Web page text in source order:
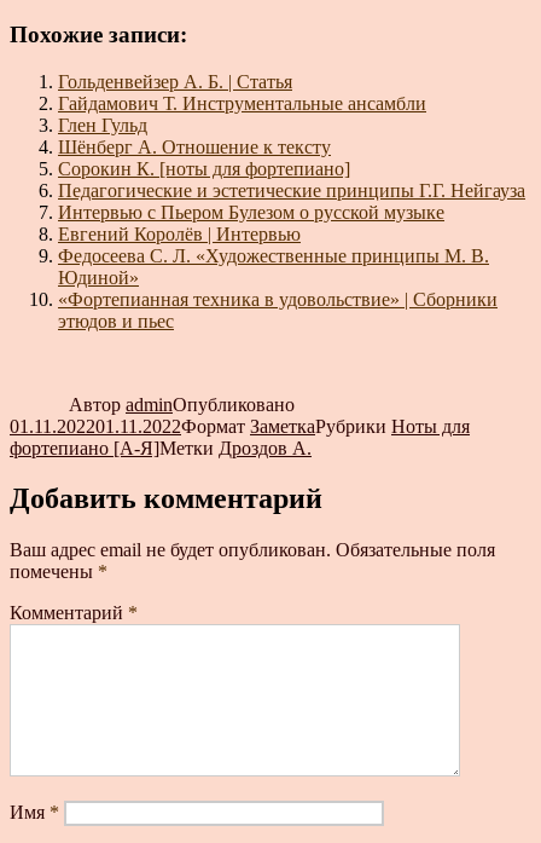
Похожие записи:
Гольденвейзер А. Б. | Статья
Гайдамович Т. Инструментальные ансамбли
Глен Гульд
Шёнберг А. Отношение к тексту
Сорокин К. [ноты для фортепиано]
Педагогические и эстетические принципы Г.Г. Нейгауза
Интервью с Пьером Булезом о русской музыке
Евгений Королёв | Интервью
Федосеева С. Л. «Художественные принципы М. В.
Юдиной»
«Фортепианная техника в удовольствие» | Сборники
этюдов и пьес
Автор adminОпубликовано
01.11.202201.11.2022Формат ЗаметкаРубрики Ноты для
фортепиано [А-Я]Метки Дроздов А.
Добавить комментарий
Ваш адрес email не будет опубликован. Обязательные поля
помечены *
Комментарий *
Имя *